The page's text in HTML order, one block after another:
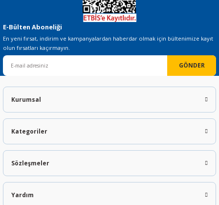
E-Bülten Aboneliği
En yeni fırsat, indirim ve kampanyalardan haberdar olmak için bültenimize kayıt
olun fırsatları kaçırmayın.
GÖNDER
Kurumsal
Kategoriler
Sözleşmeler
Yardım